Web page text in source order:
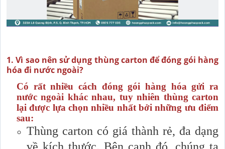
1. Vì sao nên sử dụng thùng carton để đóng gói hàng
hóa đi nước ngoài?
Có rất nhiều cách đóng gói hàng hóa gửi ra
nước ngoài khác nhau, tuy nhiên thùng carton
lại được lựa chọn nhiều nhất bởi những ưu điểm
sau:
Thùng carton có giá thành rẻ, đa dạng